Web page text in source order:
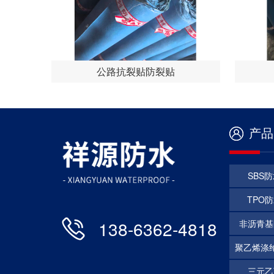
公路抗裂贴防裂贴
138-6362-4818
产
SBS
TPO
非沥青
聚乙烯涤
三元